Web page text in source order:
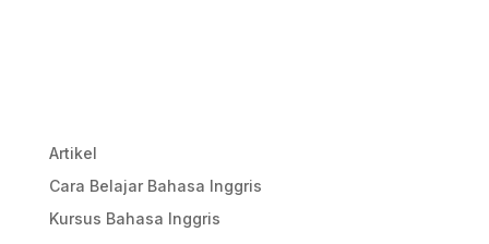
Artikel
Cara Belajar Bahasa Inggris
Kursus Bahasa Inggris